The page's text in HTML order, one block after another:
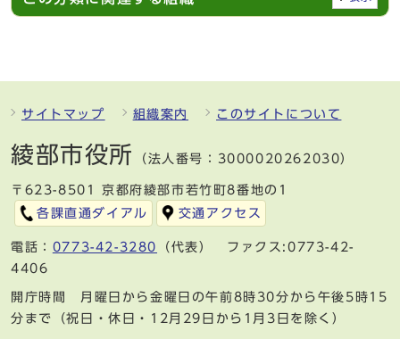
サイトマップ 組織案内 このサイトについて
綾部市役所 （法人番号：3000020262030）
〒623-8501 京都府綾部市若竹町8番地の1
各課直通ダイアル
交通アクセス
電話： 0773-42-3280
（代表） ファクス:0773-42-
4406
開庁時間 月曜日から金曜日の午前8時30分から午後5時15
分まで（祝日・休日・12月29日から1月3日を除く）